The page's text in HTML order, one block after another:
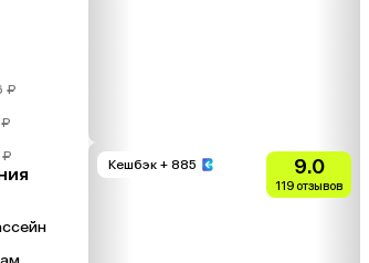
₽
₽
₽
Кешбэк + 885 9.0
119 отзывов